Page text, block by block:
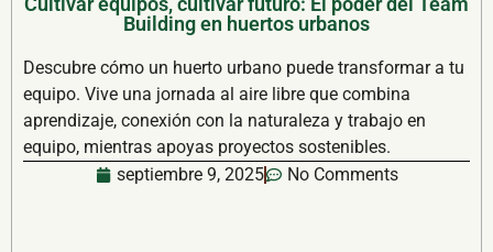
Building en huertos urbanos
Descubre cómo un huerto urbano puede transformar a tu
equipo. Vive una jornada al aire libre que combina
aprendizaje, conexión con la naturaleza y trabajo en
equipo, mientras apoyas proyectos sostenibles.
septiembre 9, 2025
No Comments